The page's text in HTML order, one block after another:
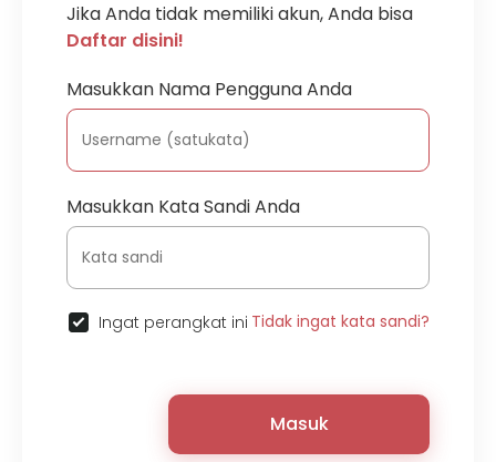
Jika Anda tidak memiliki akun, Anda bisa
Daftar disini!
Masukkan Nama Pengguna Anda
Masukkan Kata Sandi Anda
Ingat perangkat ini Tidak ingat kata sandi?
Masuk